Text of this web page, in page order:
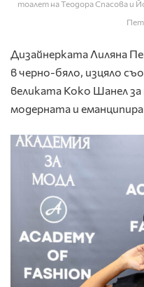
тоалет на Теодора Спасова и
Дизайнерката Лиляна
в черно-бяло, изцяло
великата Коко Шанел
модерната и